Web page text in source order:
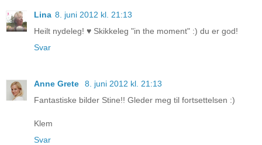
Lina 8. juni 2012 kl. 21:13
Heilt nydeleg! ♥ Skikkeleg "in the moment" :) du er god!
Svar
Anne Grete
8. juni 2012 kl. 21:13
Fantastiske bilder Stine!! Gleder meg til fortsettelsen :)
Klem
Svar